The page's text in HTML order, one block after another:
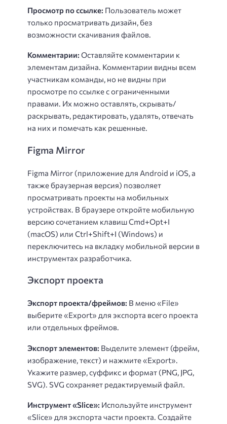
Просмотр по ссылке: Пользователь может
только просматривать дизайн, без
возможности скачивания файлов.
Комментарии: Оставляйте комментарии к
элементам дизайна. Комментарии видны всем
участникам команды, но не видны при
просмотре по ссылке с ограниченными
правами. Их можно оставлять, скрывать/
раскрывать, редактировать, удалять, отвечать
на них и помечать как решенные.
Figma Mirror
Figma Mirror (приложение для Android и iOS, а
также браузерная версия) позволяет
просматривать проекты на мобильных
устройствах. В браузере откройте мобильную
версию сочетанием клавиш Cmd+Opt+I
(macOS) или Ctrl+Shift+I (Windows) и
переключитесь на вкладку мобильной версии в
инструментах разработчика.
Экспорт проекта
Экспорт проекта/фреймов: В меню «File»
выберите «Export» для экспорта всего проекта
или отдельных фреймов.
Экспорт элементов: Выделите элемент (фрейм,
изображение, текст) и нажмите «Export».
Укажите размер, суффикс и формат (PNG, JPG,
SVG). SVG сохраняет редактируемый файл.
Инструмент «Slice»: Используйте инструмент
«Slice» для экспорта части проекта. Создайте